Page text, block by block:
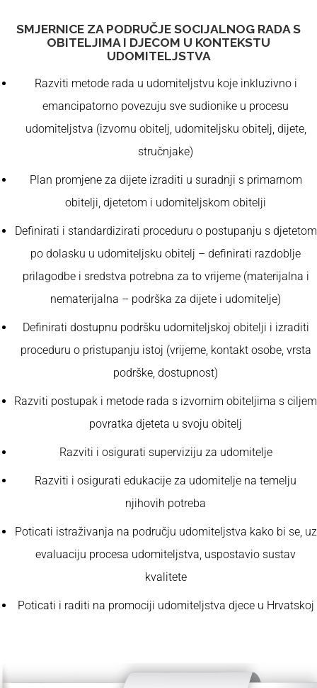
SMJERNICE ZA PODRUČJE SOCIJALNOG RADA S
OBITELJIMA I DJECOM U KONTEKSTU
UDOMITELJSTVA
Razviti metode rada u udomiteljstvu koje inkluzivno i
emancipatorno povezuju sve sudionike u procesu
udomiteljstva (izvornu obitelj, udomiteljsku obitelj, dijete,
stručnjake)
Plan promjene za dijete izraditi u suradnji s primarnom
obitelji, djetetom i udomiteljskom obitelji
Definirati i standardizirati proceduru o postupanju s djetetom
po dolasku u udomiteljsku obitelj – definirati razdoblje
prilagodbe i sredstva potrebna za to vrijeme (materijalna i
nematerijalna – podrška za dijete i udomitelje)
Definirati dostupnu podršku udomiteljskoj obitelji i izraditi
proceduru o pristupanju istoj (vrijeme, kontakt osobe, vrsta
podrške, dostupnost)
Razviti postupak i metode rada s izvornim obiteljima s ciljem
povratka djeteta u svoju obitelj
Razviti i osigurati superviziju za udomitelje
Razviti i osigurati edukacije za udomitelje na temelju
njihovih potreba
Poticati istraživanja na području udomiteljstva kako bi se, uz
evaluaciju procesa udomiteljstva, uspostavio sustav
kvalitete
Poticati i raditi na promociji udomiteljstva djece u Hrvatskoj